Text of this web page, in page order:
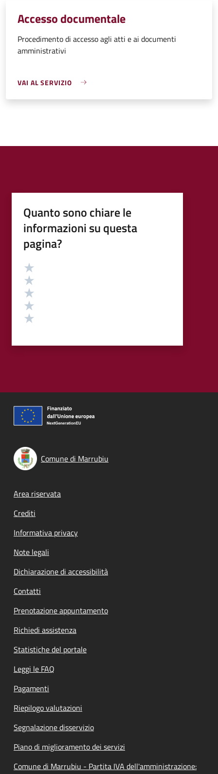
Accesso documentale
Procedimento di accesso agli atti e ai documenti
amministrativi
VAI AL SERVIZIO
Quanto sono chiare le
informazioni su questa
pagina?
Valutazione
Comune di Marrubiu
Footer menu
Area riservata
Crediti
Informativa privacy
Note legali
Dichiarazione di accessibilità
Contatti
Prenotazione appuntamento
Richiedi assistenza
Statistiche del portale
Leggi le FAQ
Pagamenti
Riepilogo valutazioni
Segnalazione disservizio
Piano di miglioramento dei servizi
Comune di Marrubiu - Partita IVA dell'amministrazione: